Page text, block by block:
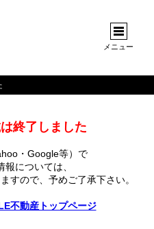
メニュー
終了しました
・Google等）で
については、
すので、 予めご了承下さい。
不動産トップページ